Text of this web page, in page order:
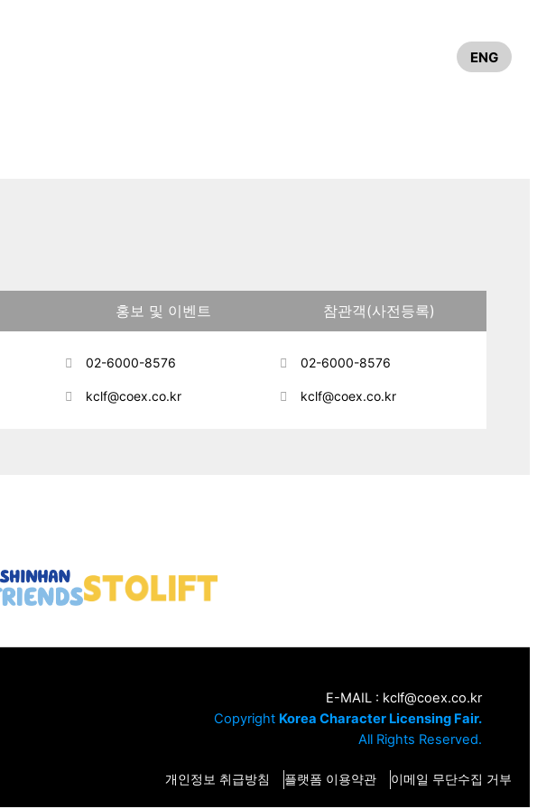
ENG
홍보 및 이벤트
02-6000-8576
kclf@coex.co.kr
참관객(사전등록)
02-6000-8576
kclf@coex.co.kr
E-MAIL : kclf@coex.co.kr
Copyright Korea Character Licensing Fair.
All Rights Reserved.
개인정보 취급방침 플랫폼 이용약관 이메일 무단수집 거부